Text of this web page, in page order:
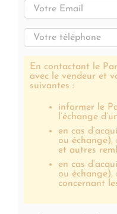
En contactant le
avec le vendeur et
suivantes :
informer le
l’échange
en cas
ou échange),
et autres
en cas
ou
concernant